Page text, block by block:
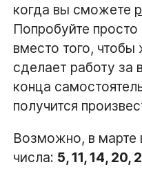
когда вы сможете
Попробуйте просто
вместо того,
сделает работу за
конца
получится
Возможно, в марте
числа: 5, 11, 14, 20,